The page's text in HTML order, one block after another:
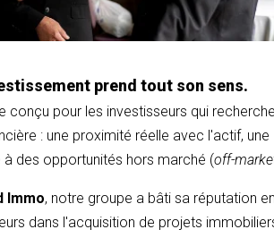
prend tout son sens.
conçu pour les investisseurs qui
: une proximité réelle avec l'actif, une
des opportunités hors marché (off-
Immo, notre groupe a bâti sa réputation en
dans l'acquisition de projets